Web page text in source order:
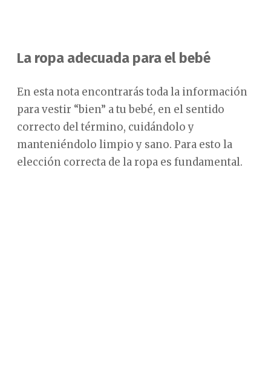
La ropa adecuada para el bebé
En esta nota encontrarás toda la información
para vestir “bien” a tu bebé, en el sentido
correcto del término, cuidándolo y
manteniéndolo limpio y sano. Para esto la
elección correcta de la ropa es fundamental.